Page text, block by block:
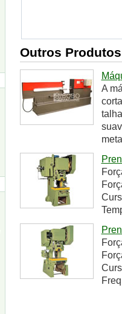
Outros Produtos
A